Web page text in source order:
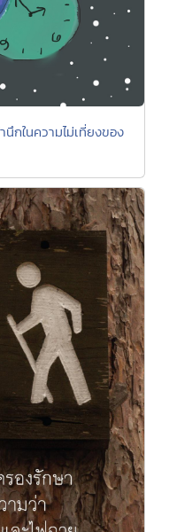
กในความไม่เที่ยงของ